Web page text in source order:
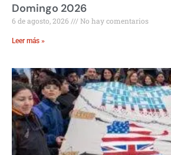
Domingo 2026
6 de agosto, 2026 No hay comentarios
Leer más »